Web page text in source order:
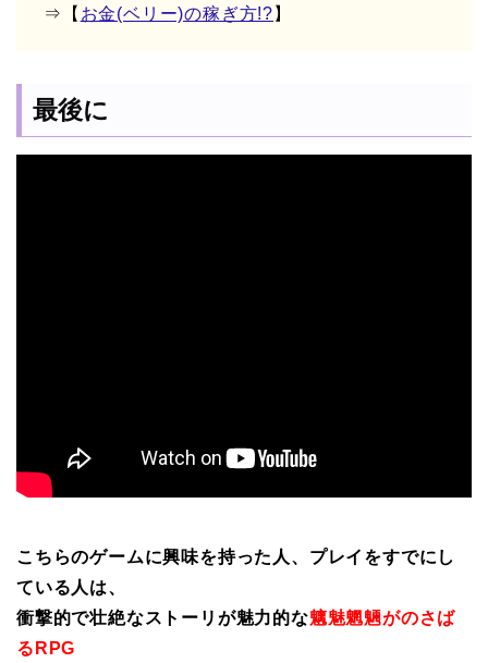
⇒【 お金(ベリー)の稼ぎ方!? 】
最後に
こちらのゲームに興味を持った人、プレイをすでにし
ている人は、
衝撃的で壮絶なストーリが魅力的な魑魅魍魎がのさば
るRPG